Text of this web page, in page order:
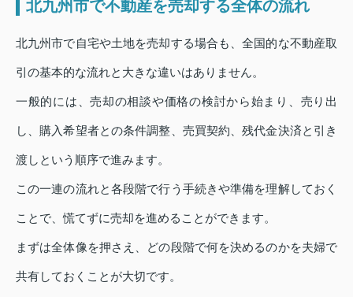
北九州市で不動産を売却する全体の流れ
北九州市で自宅や土地を売却する場合も、全国的な不動産取
引の基本的な流れと大きな違いはありません。
一般的には、売却の相談や価格の検討から始まり、売り出
し、購入希望者との条件調整、売買契約、残代金決済と引き
渡しという順序で進みます。
この一連の流れと各段階で行う手続きや準備を理解しておく
ことで、慌てずに売却を進めることができます。
まずは全体像を押さえ、どの段階で何を決めるのかを夫婦で
共有しておくことが大切です。